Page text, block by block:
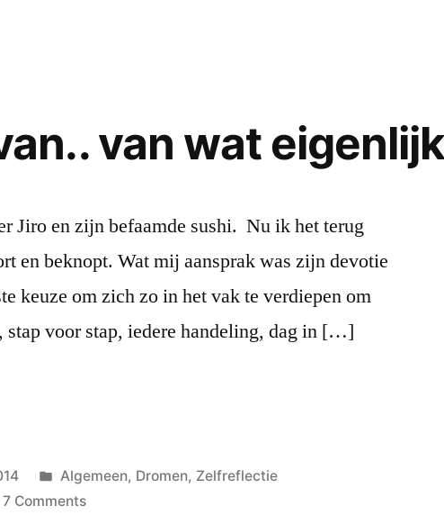
van wat
Jiro en zijn befaamde sushi. Nu ik het terug
en beknopt. Wat mij aansprak was zijn devotie
keuze om zich zo in het vak te verdiepen om
stap voor stap, iedere handeling, dag in […]
Posted
in
Algemeen, Dromen, Zelfreflectie
7 Commentson